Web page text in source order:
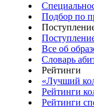
Подбор по
Все об
Словарь
Рейтинги
«Лучший
Рейтинги
Рейтинги